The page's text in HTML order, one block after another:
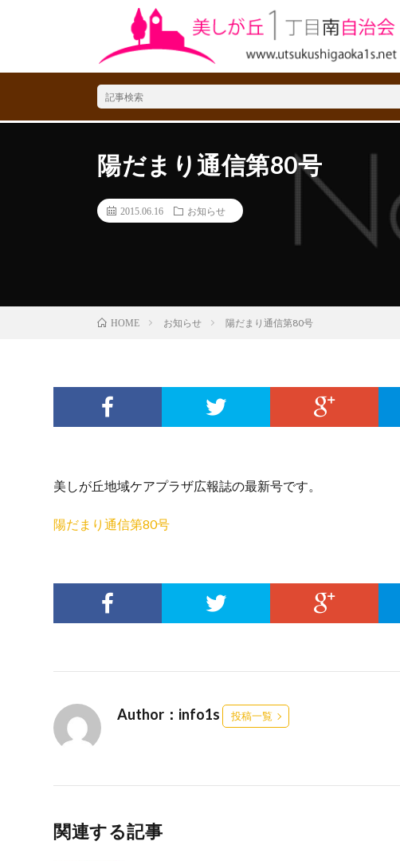
陽だまり通信第80号
2015.06.16 お知らせ
HOME お知らせ 陽だまり通信第80号
美しが丘地域ケアプラザ広報誌の最新号です。
陽だまり通信第80号
Author：info1s 投稿一覧
関連する記事